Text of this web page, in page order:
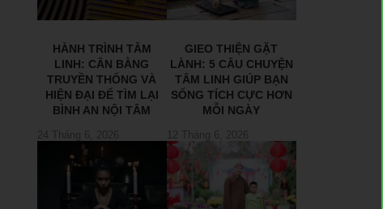
HÀNH TRÌNH TÂM
LINH: CÂN BẰNG
TRUYỀN THỐNG VÀ
HIỆN ĐẠI ĐỂ TÌM LẠI
BÌNH AN NỘI TÂM
24 Tháng 6, 2026
GIEO THIỆN GẶT
LÀNH: 5 CÂU CHUYỆN
TÂM LINH GIÚP BẠN
SỐNG TÍCH CỰC HƠN
MỖI NGÀY
12 Tháng 6, 2026